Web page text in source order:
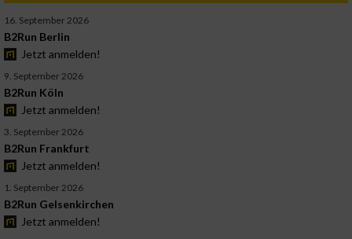
16. September 2026
B2Run Berlin
Jetzt anmelden!
9. September 2026
B2Run Köln
Jetzt anmelden!
3. September 2026
B2Run Frankfurt
Jetzt anmelden!
1. September 2026
B2Run Gelsenkirchen
Jetzt anmelden!